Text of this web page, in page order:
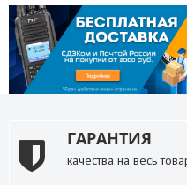
ГАРАНТИЯ
качества на весь